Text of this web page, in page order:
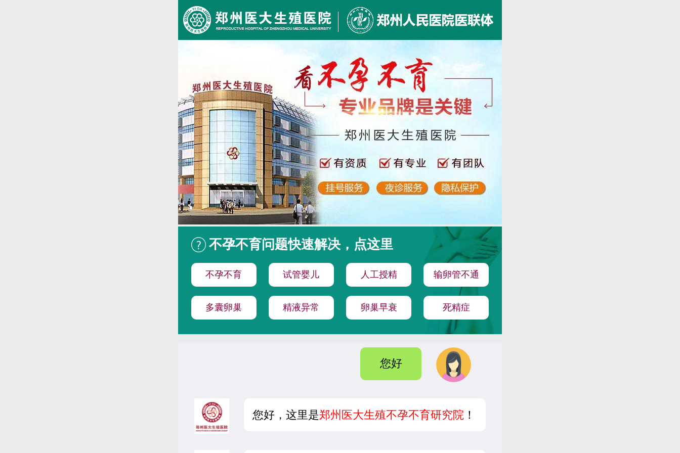
不孕不育问题快速解决，点这里
不孕不育 试管婴儿 人工授精 输卵管不通
多囊卵巢 精液异常 卵巢早衰 死精症
您好
您好，这里是郑州医大生殖不孕不育研究院 ！